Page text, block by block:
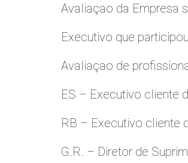
Avaliaçao da Empresa
Executivo que
Avaliaçao de
ES – Executivo cliente
RB – Executivo cliente
G.R. – Diretor de